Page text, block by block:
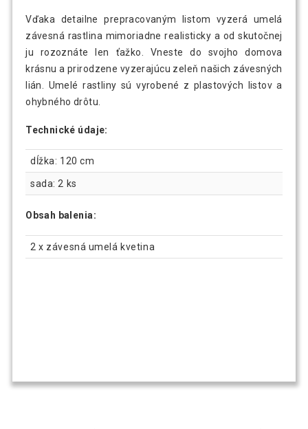
Vďaka detailne prepracovaným listom vyzerá umelá
závesná rastlina mimoriadne realisticky a od skutočnej
ju rozoznáte len ťažko. Vneste do svojho domova
krásnu a prirodzene vyzerajúcu zeleň našich závesných
lián. Umelé rastliny sú vyrobené z plastových listov a
ohybného drôtu.
Technické údaje:
dĺžka: 120 cm
sada: 2 ks
Obsah balenia:
2 x závesná umelá kvetina